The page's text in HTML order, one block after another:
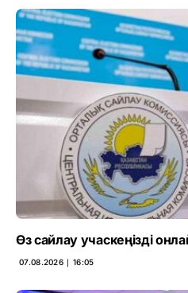
Өз сайлау учаскеңізді
07.08.2026 ∣ 16:05